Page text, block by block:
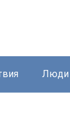
Люди